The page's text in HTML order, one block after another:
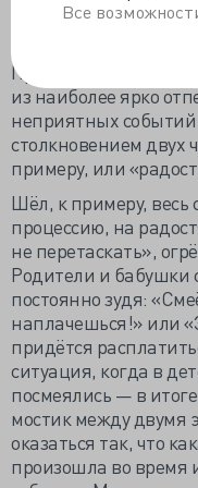
Все
торте, триггер,
Предполагают, что
из наиболее ярко
неприятных
столкновением двух
примеру, или
Шёл, к примеру, весь
процессию, на
не перетаскать»,
Родители и бабушки
постоянно зудя:
наплачешься!» или
придётся
ситуация, когда в
посмеялись — в
мостик между двумя
оказаться так, что
произошла во время